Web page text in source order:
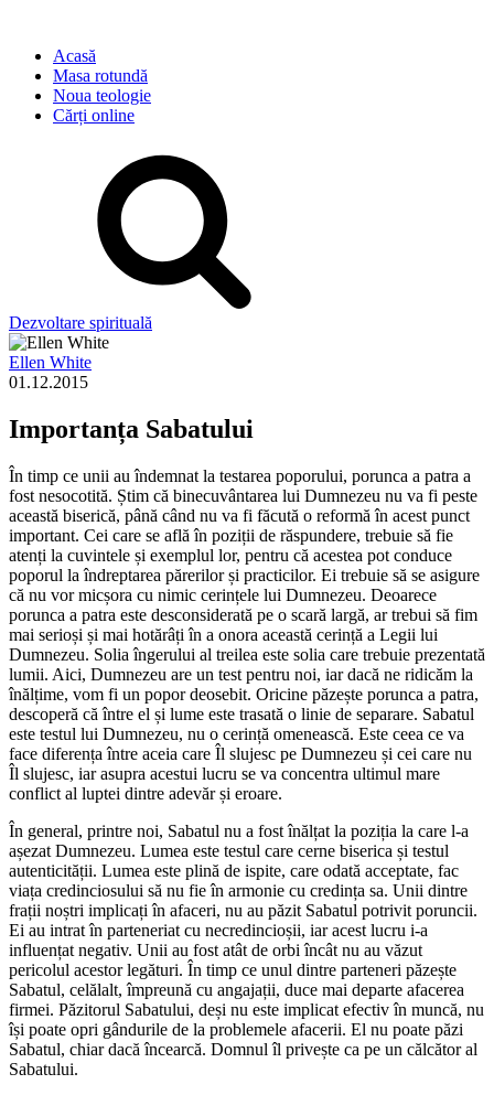
Acasă
Masa rotundă
Noua teologie
Cărți online
Dezvoltare spirituală
Ellen White
01.12.2015
Importanța Sabatului
În timp ce unii au îndemnat la testarea poporului, porunca a patra a
fost nesocotită. Știm că binecuvântarea lui Dumnezeu nu va fi peste
această biserică, până când nu va fi făcută o reformă în acest punct
important. Cei care se află în poziții de răspundere, trebuie să fie
atenți la cuvintele și exemplul lor, pentru că acestea pot conduce
poporul la îndreptarea părerilor și practicilor. Ei trebuie să se asigure
că nu vor micșora cu nimic cerințele lui Dumnezeu. Deoarece
porunca a patra este desconsiderată pe o scară largă, ar trebui să fim
mai serioși și mai hotărâți în a onora această cerință a Legii lui
Dumnezeu. Solia îngerului al treilea este solia care trebuie prezentată
lumii. Aici, Dumnezeu are un test pentru noi, iar dacă ne ridicăm la
înălțime, vom fi un popor deosebit. Oricine păzește porunca a patra,
descoperă că între el și lume este trasată o linie de separare. Sabatul
este testul lui Dumnezeu, nu o cerință omenească. Este ceea ce va
face diferența între aceia care Îl slujesc pe Dumnezeu și cei care nu
Îl slujesc, iar asupra acestui lucru se va concentra ultimul mare
conflict al luptei dintre adevăr și eroare.
În general, printre noi, Sabatul nu a fost înălțat la poziția la care l-a
așezat Dumnezeu. Lumea este testul care cerne biserica și testul
autenticității. Lumea este plină de ispite, care odată acceptate, fac
viața credinciosului să nu fie în armonie cu credința sa. Unii dintre
frații noștri implicați în afaceri, nu au păzit Sabatul potrivit poruncii.
Ei au intrat în parteneriat cu necredincioșii, iar acest lucru i-a
influențat negativ. Unii au fost atât de orbi încât nu au văzut
pericolul acestor legături. În timp ce unul dintre parteneri păzește
Sabatul, celălalt, împreună cu angajații, duce mai departe afacerea
firmei. Păzitorul Sabatului, deși nu este implicat efectiv în muncă, nu
își poate opri gândurile de la problemele afacerii. El nu poate păzi
Sabatul, chiar dacă încearcă. Domnul îl privește ca pe un călcător al
Sabatului.